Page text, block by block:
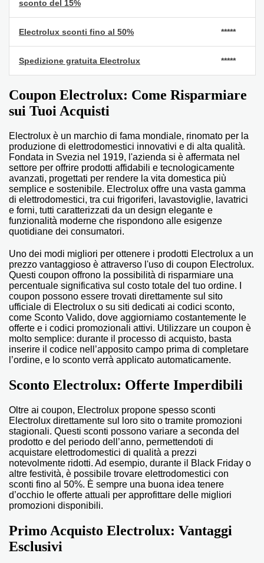
sconto del 15%
Electrolux sconti fino al 50% *****
Spedizione gratuita Electrolux *****
Coupon Electrolux: Come Risparmiare
sui Tuoi Acquisti
Electrolux è un marchio di fama mondiale, rinomato per la
produzione di elettrodomestici innovativi e di alta qualità.
Fondata in Svezia nel 1919, l'azienda si è affermata nel
settore per offrire prodotti affidabili e tecnologicamente
avanzati, progettati per rendere la vita domestica più
semplice e sostenibile. Electrolux offre una vasta gamma
di elettrodomestici, tra cui frigoriferi, lavastoviglie, lavatrici
e forni, tutti caratterizzati da un design elegante e
funzionalità moderne che rispondono alle esigenze
quotidiane dei consumatori.
Uno dei modi migliori per ottenere i prodotti Electrolux a un
prezzo vantaggioso è attraverso l'uso di coupon Electrolux.
Questi coupon offrono la possibilità di risparmiare una
percentuale significativa sul costo totale del tuo ordine. I
coupon possono essere trovati direttamente sul sito
ufficiale di Electrolux o su siti dedicati ai codici sconto,
come Sconto Valido, dove aggiorniamo costantemente le
offerte e i codici promozionali attivi. Utilizzare un coupon è
molto semplice: durante il processo di acquisto, basta
inserire il codice nell’apposito campo prima di completare
l’ordine, e lo sconto verrà applicato automaticamente.
Sconto Electrolux: Offerte Imperdibili
Oltre ai coupon, Electrolux propone spesso sconti
Electrolux direttamente sul loro sito o tramite promozioni
stagionali. Questi sconti possono variare a seconda del
prodotto e del periodo dell’anno, permettendoti di
acquistare elettrodomestici di qualità a prezzi
notevolmente ridotti. Ad esempio, durante il Black Friday o
altre festività, è possibile trovare elettrodomestici con
sconti fino al 50%. È sempre una buona idea tenere
d’occhio le offerte attuali per approfittare delle migliori
promozioni disponibili.
Primo Acquisto Electrolux: Vantaggi
Esclusivi